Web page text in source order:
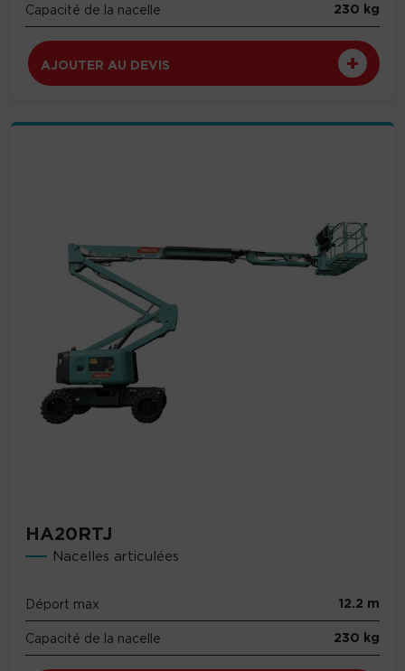
Capacité de la nacelle 230 kg
AJOUTER AU DEVIS
HA20RTJ
Nacelles articulées
Déport max 12.2 m
Capacité de la nacelle 230 kg